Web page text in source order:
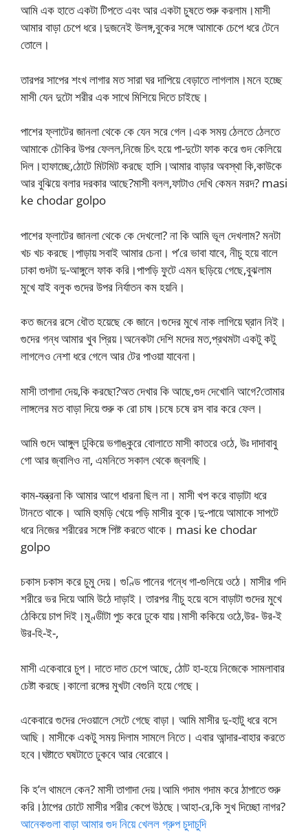
আমি এক হাতে একটা টিপতে এবং আর একটা চুষতে শুরু করলাম।মাসী
আমার বাড়া চেপে ধরে।দুজনেই উলঙ্গ,বুকের সঙ্গে আমাকে চেপে ধরে টেনে
তোলে।
তারপর সাপের শংখ লাগার মত সারা ঘর দাপিয়ে বেড়াতে লাগলাম।মনে হচ্ছে
মাসী যেন দুটো শরীর এক সাথে মিশিয়ে দিতে চাইছে।
পাশের ফ্লাটের জানলা থেকে কে যেন সরে গেল।এক সময় ঠেলতে ঠেলতে
আমাকে চৌকির উপর ফেলল,নিজে চিৎ হয়ে পা-দুটো ফাক করে গুদ কেলিয়ে
দিল।হাফাচ্ছে,ঠোটে মিটমিট করছে হাসি।আমার বাড়ার অবস্থা কি,কাউকে
আর বুঝিয়ে বলার দরকার আছে?মাসী বলল,ফাটাও দেখি কেমন মরদ? masi
ke chodar golpo
পাশের ফ্লাটের জানলা থেকে কে দেখলো? না কি আমি ভূল দেখলাম? মনটা
খচ খচ করছে।পাড়ায় সবাই আমার চেনা। প’রে ভাবা যাবে, নীচু হয়ে বালে
ঢাকা গুদটা দু-আঙ্গুলে ফাক করি।পাপড়ি ফুটে এমন ছড়িয়ে গেছে,বুঝলাম
মুখে যাই বলুক গুদের উপর নির্যাতন কম হয়নি।
কত জনের রসে ধৌত হয়েছে কে জানে।গুদের মুখে নাক লাগিয়ে ঘ্রান নিই।
গুদের গন্ধ আমার খুব প্রিয়।অনেকটা দেশি মদের মত,প্রথমটা একটু কটু
লাগলেও নেশা ধরে গেলে আর টের পাওয়া যাবেনা।
মাসী তাগাদা দেয়,কি করছো?অত দেখার কি আছে,গুদ দেখোনি আগে?তোমার
লাঙ্গলের মত বাড়া দিয়ে শুরু ক রো চাষ।চষে চষে রস বার করে ফেল।
আমি গুদে আঙ্গুল ঢুকিয়ে ভগাঙ্কুরে বোলাতে মাসী কাতরে ওঠে, উঃ দাদাবাবু
গো আর জ্বালিও না, এমনিতে সকাল থেকে জ্বলছি।
কাম-যন্ত্রনা কি আমার আগে ধারনা ছিল না। মাসী খপ করে বাড়াটা ধরে
টানতে থাকে। আমি হুমড়ি খেয়ে পড়ি মাসীর বুকে।দু-পায়ে আমাকে সাপটে
ধরে নিজের শরীরের সঙ্গে পিষ্ট করতে থাকে। masi ke chodar
golpo
চকাস চকাস করে চুমু দেয়। গুণ্ডি পানের গন্ধে গা-গুলিয়ে ওঠে। মাসীর গদি
শরীরে ভর দিয়ে আমি উঠে দাড়াই। তারপর নীচু হয়ে বসে বাড়াটা গুদের মুখে
ঠেকিয়ে চাপ দিই।মুণ্ডীটা পুচ করে ঢুকে যায়।মাসী ককিয়ে ওঠে,উর- উর-ই
উর-হি-ই-,
মাসী একেবারে চুপ। দাতে দাত চেপে আছে, ঠোট হা-হয়ে নিজেকে সামলাবার
চেষ্টা করছে।কালো রঙ্গের মুখটা বেগুনি হয়ে গেছে।
একেবারে গুদের দেওয়ালে সেটে গেছে বাড়া। আমি মাসীর দু-হাটু ধরে বসে
আছি। মাসীকে একটু সময় দিলাম সামলে নিতে। এবার আন্দার-বাহার করতে
হবে।ঘষ্টাতে ঘষটাতে ঢুকবে আর বেরোবে।
কি হ’ল থামলে কেন? মাসী তাগাদা দেয়।আমি গদাম গদাম করে ঠাপাতে শুরু
করি।ঠাপের চোটে মাসীর শরীর কেপে উঠছে।আহা-রে,কি সুখ দিচ্ছো নাগর?
আনেকগুলা বাড়া আমার গুদ নিয়ে খেলল গ্রুপ চুদাচুদি